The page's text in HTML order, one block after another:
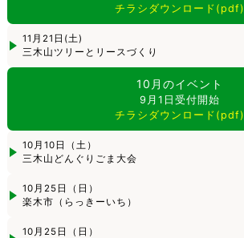
チラシダウンロード(pdf)
11月21日(土)
三木山ツリーとリースづくり
10月のイベント
9月1日受付開始
チラシダウンロード(pdf)
10月10日（土）
三木山どんぐりごま大会
10月25日（日）
楽木市（らっきーいち）
10月25日（日）